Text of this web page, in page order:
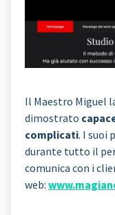
Il Maestro Miguel
dimostrato
complicati. I suoi
durante tutto il
comunica con i
web: